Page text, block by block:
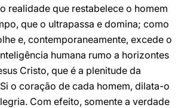
realidade que restabelece o homem
que o ultrapassa e domina; como
e, contemporaneamente, excede o
humana rumo a horizontes
Cristo, que é a plenitude da
o coração de cada homem, dilata-o
Com efeito, somente a verdade